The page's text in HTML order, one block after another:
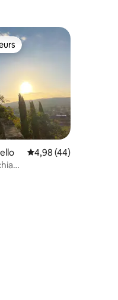
parmi les plus aimés
Note moyenne de
4,98 (44)